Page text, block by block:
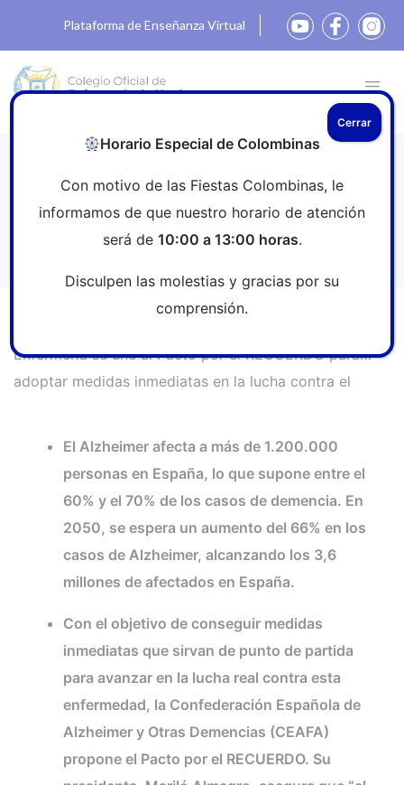
Plataforma de Enseñanza Virtual
une al Pacto por el RECUERDO para
adoptar medidas inmediatas en la
lucha contra el Alzheimer.
Enfermería se une al Pacto por el RECUERDO para
adoptar medidas inmediatas en la lucha contra el
El Alzheimer afecta a más de 1.200.000
personas en España, lo que supone entre el
60% y el 70% de los casos de demencia. En
2050, se espera un aumento del 66% en los
casos de Alzheimer, alcanzando los 3,6
millones de afectados en España.
Con el objetivo de conseguir medidas
inmediatas que sirvan de punto de partida
para avanzar en la lucha real contra esta
enfermedad, la Confederación Española de
Alzheimer y Otras Demencias (CEAFA)
propone el Pacto por el RECUERDO. Su
Horario Especial de Colombinas
Con motivo de las Fiestas Colombinas, le
informamos de que nuestro horario de atención
será de 10:00 a 13:00 horas.
Disculpen las molestias y gracias por su
comprensión.
Cerrar